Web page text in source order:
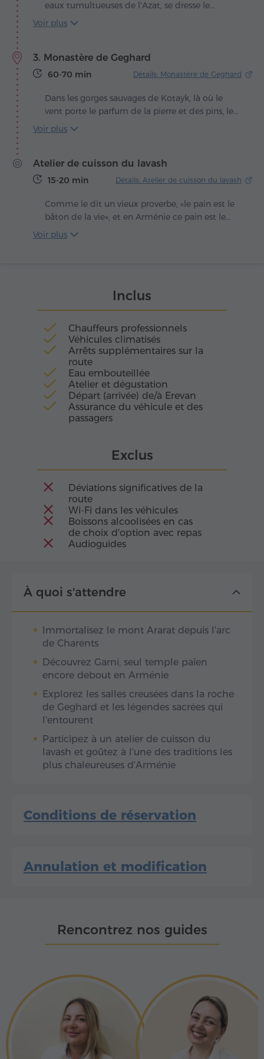
majestueuse apparaît comme encadrée dans
aimait fréquenter ces lieux, ce qui confère au
eaux tumultueuses de l'Azat, se dresse le
Temple païen de Garni, unique témoin de
l'héritage antique de l'Arménie. Ses colonnes
prolonger l'hommage silencieux rendu à Mihr,
le dieu solaire auquel il fut consacré.
Voir plus
3. Monastère de Geghard
60-70 min Détails: Monastère de Geghard
Dans les gorges sauvages de Kotayk, là où le
vent porte le parfum de la pierre et des pins, le
monastère de Geghard surgit comme si la
montagne elle-même avait sculpté un
forteresse, mi-grotte, semblent être une prière
pétrifiée. Ici, le silence respire encore des échos
Voir plus
Atelier de cuisson du lavash
15-20 min Détails: Atelier de cuisson du lavash
Comme le dit un vieux proverbe, «le pain est le
bâton de la vie», et en Arménie ce pain est le
lavash. Fine et souple, cette galette cuite dans
la chaleur ardente du tonir occupe depuis
de chaleur familiale et de traditions millénaires
transmises de génération en génération.
Voir plus
Inclus
Chauffeurs professionnels
Véhicules climatisés
Arrêts supplémentaires sur la
route
Eau embouteillée
Atelier et dégustation
Départ (arrivée) de/à Erevan
Assurance du véhicule et des
passagers
Exclus
Déviations significatives de la
route
Wi-Fi dans les véhicules
Boissons alcoolisées en cas
de choix d'option avec repas
Audioguides
À quoi s'attendre
Immortalisez le mont Ararat depuis l'arc
de Charents
Découvrez Garni, seul temple païen
encore debout en Arménie
Explorez les salles creusées dans la roche
de Geghard et les légendes sacrées qui
l'entourent
Participez à un atelier de cuisson du
lavash et goûtez à l'une des traditions les
plus chaleureuses d'Arménie
Conditions de réservation
Annulation et modification
Rencontrez nos guides